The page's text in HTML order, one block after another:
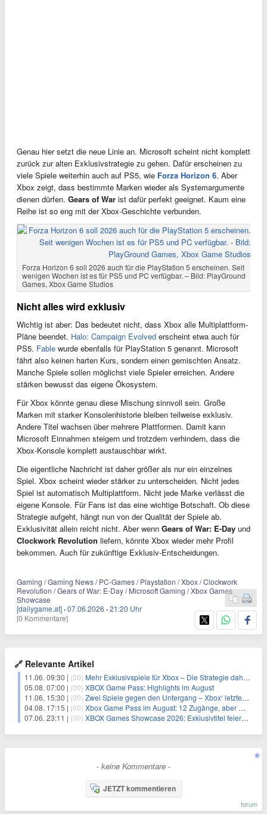
Genau hier setzt die neue Linie an. Microsoft scheint nicht komplett
zurück zur alten Exklusivstrategie zu gehen. Dafür erscheinen zu
viele Spiele weiterhin auch auf PS5, wie Forza Horizon 6. Aber
Xbox zeigt, dass bestimmte Marken wieder als Systemargumente
dienen dürfen. Gears of War ist dafür perfekt geeignet. Kaum eine
Reihe ist so eng mit der Xbox-Geschichte verbunden.
Forza Horizon 6 soll 2026 auch für die PlayStation 5 erscheinen. Seit
wenigen Wochen ist es für PS5 und PC verfügbar. – Bild: PlayGround
Games, Xbox Game Studios
Nicht alles wird exklusiv
Wichtig ist aber: Das bedeutet nicht, dass Xbox alle Multiplattform-
Pläne beendet. Halo: Campaign Evolved erscheint etwa auch für
PS5. Fable wurde ebenfalls für PlayStation 5 genannt. Microsoft
fährt also keinen harten Kurs, sondern einen gemischten Ansatz.
Manche Spiele sollen möglichst viele Spieler erreichen. Andere
stärken bewusst das eigene Ökosystem.
Für Xbox könnte genau diese Mischung sinnvoll sein. Große
Marken mit starker Konsolenhistorie bleiben teilweise exklusiv.
Andere Titel wachsen über mehrere Plattformen. Damit kann
Microsoft Einnahmen steigern und trotzdem verhindern, dass die
Xbox-Konsole komplett austauschbar wirkt.
Die eigentliche Nachricht ist daher größer als nur ein einzelnes
Spiel. Xbox scheint wieder stärker zu unterscheiden. Nicht jedes
Spiel ist automatisch Multiplattform. Nicht jede Marke verlässt die
eigene Konsole. Für Fans ist das eine wichtige Botschaft. Ob diese
Strategie aufgeht, hängt nun von der Qualität der Spiele ab.
Exklusivität allein reicht nicht. Aber wenn Gears of War: E-Day und
Clockwork Revolution liefern, könnte Xbox wieder mehr Profil
bekommen. Auch für zukünftige Exklusiv-Entscheidungen.
Gaming / Gaming News / PC-Games / Playstation / Xbox / Clockwork
Revolution / Gears of War: E-Day / Microsoft Gaming / Xbox Games
Showcase
[dailygame.at] ·07.06.2026 ·21:20 Uhr
[0 Kommentare]
🔗 Relevante Artikel
11.06. 09:30 | (00) Mehr Exklusivspiele für Xbox – Die Strategie dahinter offenbart das eigentliche Problem
05.08. 07:00 | (00) XBOX Game Pass: Highlights im August
11.06. 15:30 | (00) Zwei Spiele gegen den Untergang – Xbox‘ letzter Versuch als Hardware-Plattform
04.08. 17:15 | (00) Xbox Game Pass im August: 12 Zugänge, aber Gears of War: E-Day stiehlt allen die Show
07.06. 23:11 | (00) XBOX Games Showcase 2026: Exklusivtitel feiern Comeback, neue Weltpremieren und frische Hardware zum Jubiläum
- keine Kommentare -
JETZT kommentieren
forum